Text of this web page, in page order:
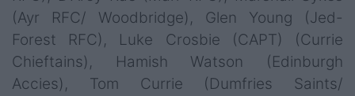
(Ayr RFC/ Woodbridge), Glen Young (Jed-
Forest RFC), Luke Crosbie (CAPT) (Currie
Chieftains), Hamish Watson (Edinburgh
Accies), Tom Currie (Dumfries Saints/